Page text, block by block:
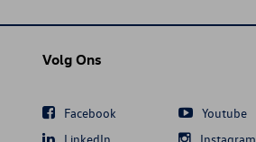
Volg Ons
Facebook
Youtube
LinkedIn
Instagram